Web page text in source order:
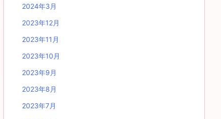
2024年3月
2023年12月
2023年11月
2023年10月
2023年9月
2023年8月
2023年7月